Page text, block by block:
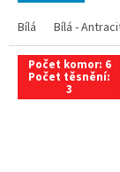
Bílá Bílá -
Počet komor: 6
Počet těsnění:
3